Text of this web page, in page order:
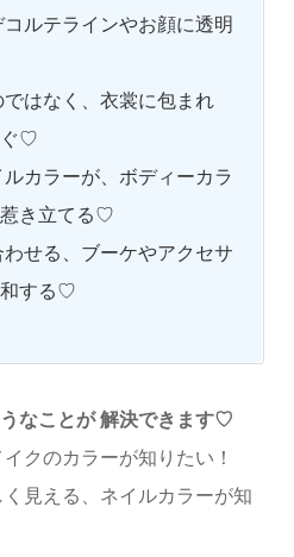
ルテラインやお顔に透明
はなく、衣裳に包まれ
ぐ♡
カラーが、ボディーカラ
き立てる♡
せる、ブーケやアクセサ
和する♡
なことが 解決できます♡
クのカラーが知りたい！
見える、ネイルカラーが知